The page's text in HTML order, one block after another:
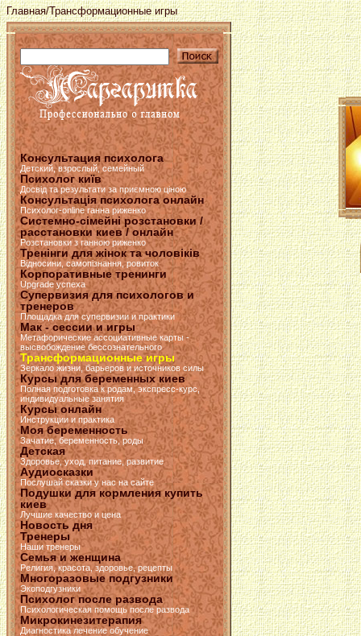
Главная/Трансформационные игры
Консультация психолога
Детский, взрослый, семейный
Психолог київ
Досвід та результати за приємною ціною
Консультація психолога онлайн
Психолог-online ганна риженко
Системно-сімейні розстановки /
расстановки киев / онлайн
Розстановки з ганною риженко
Тренінги для жінок та чоловіків
Відносини, самопізнання, ровиток
Корпоративные тренинги
Upgrade успеха
Супервизия для психологов и
тренеров
Площадка для супервизии и практики
Мак - сессии и игры
Метафорические ассоциативные карты -
высвобождение бессознательного
Трансформационные игры
Зеркало жизни, барьеров и источников силы
Курсы для беременных киев
Полная подготовка к родам, экспресс-курс,
индивидуальные занятия
Курсы онлайн
Инструкции и практика
Моя беременность
Зачатие, беременность, роды
Детская
Здоровье, уход, питание, развитие
Аудиосказки
Послушай сказки у нас на сайте
Подушки для кормления купить
киев
Лучшие качество и цена
Новость дня
Тренеры
Наши тренеры
Семья и женщина
Религия, красота, здоровье, рецепты
Многоразовые подгузники
Экоподгузники
Психолог после развода
Психологическая помощь после развода
Микрокинезитерапия
Диагностика лечение обучение